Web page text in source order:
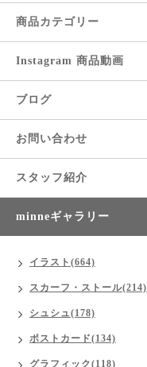
商品カテゴリー
Instagram 商品動画
ブログ
お問い合わせ
スタッフ紹介
minneギャラリー
イラスト(664)
スカーフ・ストール(214)
シュシュ(178)
ポストカード(134)
グラフィック(118)